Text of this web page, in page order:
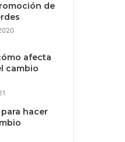
de
afecta
cambio
hacer